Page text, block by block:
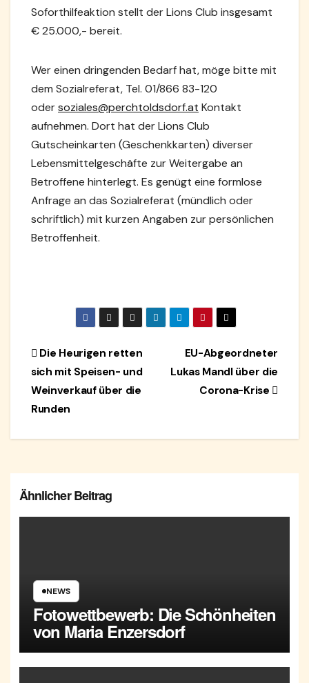
Soforthilfeaktion stellt der Lions Club insgesamt
€ 25.000,- bereit.
Wer einen dringenden Bedarf hat, möge bitte mit
dem Sozialreferat, Tel. 01/866 83-120
odersoziales@perchtoldsdorf.at Kontakt
aufnehmen. Dort hat der Lions Club
Gutscheinkarten (Geschenkkarten) diverser
Lebensmittelgeschäfte zur Weitergabe an
Betroffene hinterlegt. Es genügt eine formlose
Anfrage an das Sozialreferat (mündlich oder
schriftlich) mit kurzen Angaben zur persönlichen
Betroffenheit.
BeitragsnavigationEU-Abgeordneter
Lukas Mandl über die
Corona-Krise
Die Heurigen retten
sich mit Speisen- und
Weinverkauf über die
Runden
Ähnlicher Beitrag
NEWS
Fotowettbewerb: Die Schönheiten
von Maria Enzersdorf